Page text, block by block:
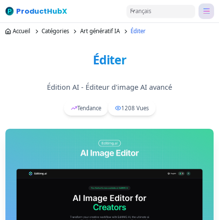
ProductHubX Français
Accueil Catégories Art génératif IA Éditer
Éditer
Édition AI - Éditeur d'image AI avancé
Tendance 1208 Vues